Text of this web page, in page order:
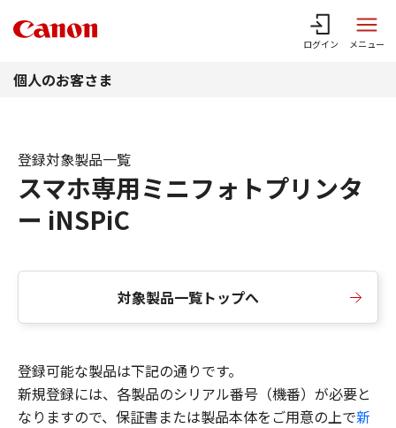
ログイン メニュー
個人のお客さま
スマホ専用ミニフォトプリンタ
ー iNSPiC
登録対象製品一覧
対象製品一覧トップへ
登録可能な製品は下記の通りです。
新規登録には、各製品のシリアル番号（機番）が必要と
なりますので、保証書または製品本体をご用意の上で新